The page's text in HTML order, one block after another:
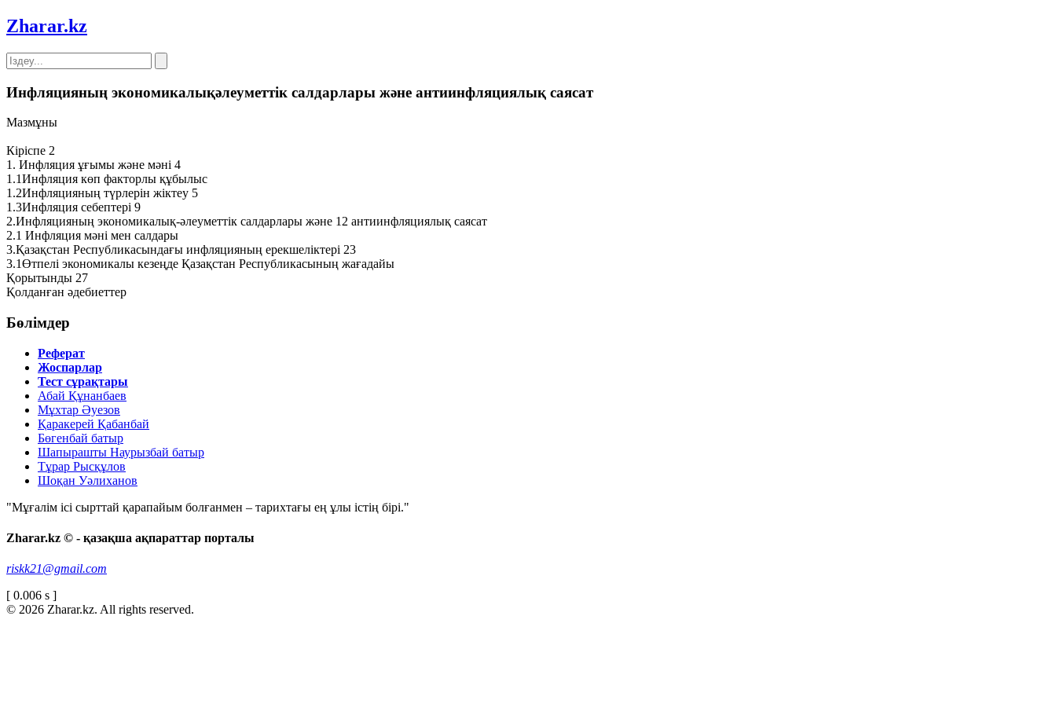
Zharar.kz
Инфляцияның экономикалықәлеуметтік салдарлары және антиинфляциялық саясат
Мазмұны
Кіріспе 2
1. Инфляция ұғымы және мәні 4
1.1Инфляция көп факторлы құбылыс
1.2Инфляцияның түрлерін жіктеу 5
1.3Инфляция себептері 9
2.Инфляцияның экономикалық-әлеуметтік салдарлары және 12 антиинфляциялық саясат
2.1 Инфляция мәні мен салдары
3.Қазақстан Республикасындағы инфляцияның ерекшеліктері 23
3.1Өтпелі экономикалы кезеңде Қазақстан Республикасының жағадайы
Қорытынды 27
Қолданған әдебиеттер
Бөлімдер
Реферат
Жоспарлар
Тест сұрақтары
Абай Құнанбаев
Мұхтар Әуезов
Қаракерей Қабанбай
Бөгенбай батыр
Шапырашты Наурызбай батыр
Тұрар Рысқұлов
Шоқан Уәлиханов
"Мұғалім ісі сырттай қарапайым болғанмен – тарихтағы ең ұлы істің бірі."
Zharar.kz © - қазақша ақпараттар порталы
riskk21@gmail.com
[ 0.006 s ]
© 2026 Zharar.kz. All rights reserved.